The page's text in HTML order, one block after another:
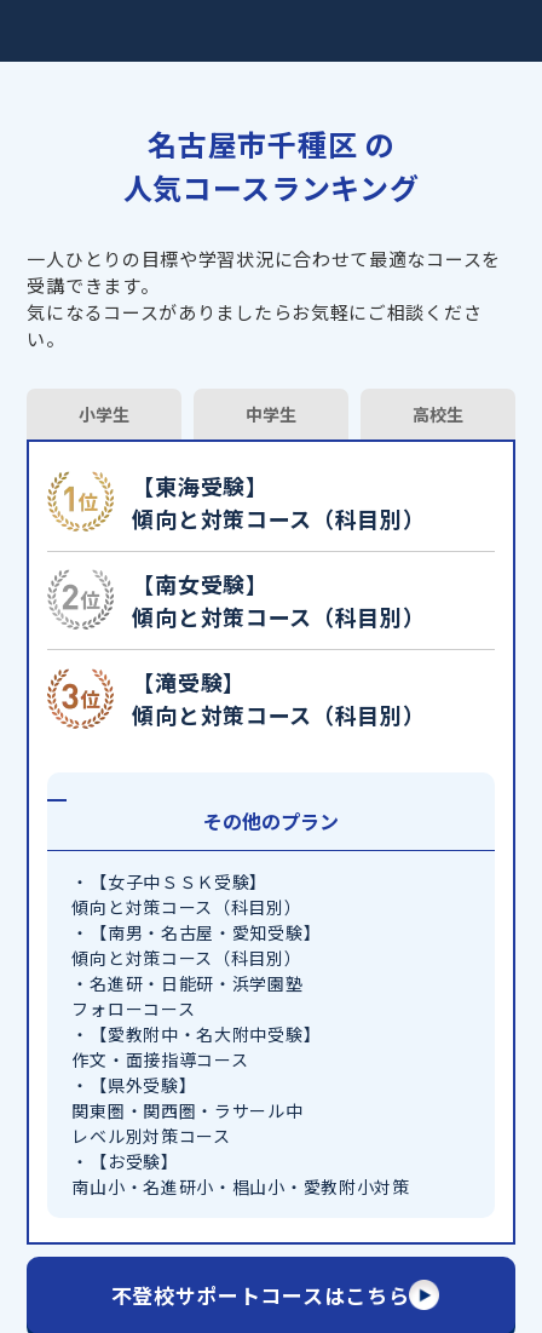
名古屋市千種区 の
人気コースランキング
一人ひとりの目標や学習状況に合わせて最適なコースを
受講できます。
気になるコースがありましたらお気軽にご相談くださ
い。
小学生 中学生 高校生
【東海受験】
傾向と対策コース（科目別）
【南女受験】
傾向と対策コース（科目別）
【滝受験】
傾向と対策コース（科目別）
その他のプラン
・【女子中ＳＳＫ受験】
傾向と対策コース（科目別）
・【南男・名古屋・愛知受験】
傾向と対策コース（科目別）
・名進研・日能研・浜学園塾
フォローコース
・【愛教附中・名大附中受験】
作文・面接指導コース
・【県外受験】
関東圏・関西圏・ラサール中
レベル別対策コース
・【お受験】
南山小・名進研小・椙山小・愛教附小対策
不登校サポートコースはこちら